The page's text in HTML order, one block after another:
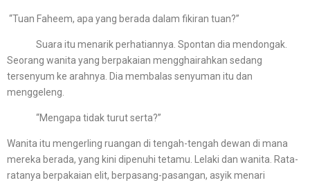
“Tuan Faheem, apa yang berada dalam fikiran tuan?”
Suara itu menarik perhatiannya. Spontan dia mendongak.
Seorang wanita yang berpakaian mengghairahkan sedang
tersenyum ke arahnya. Dia membalas senyuman itu dan
menggeleng.
“Mengapa tidak turut serta?”
Wanita itu mengerling ruangan di tengah-tengah dewan di mana
mereka berada, yang kini dipenuhi tetamu. Lelaki dan wanita. Rata-
ratanya berpakaian elit, berpasang-pasangan, asyik menari